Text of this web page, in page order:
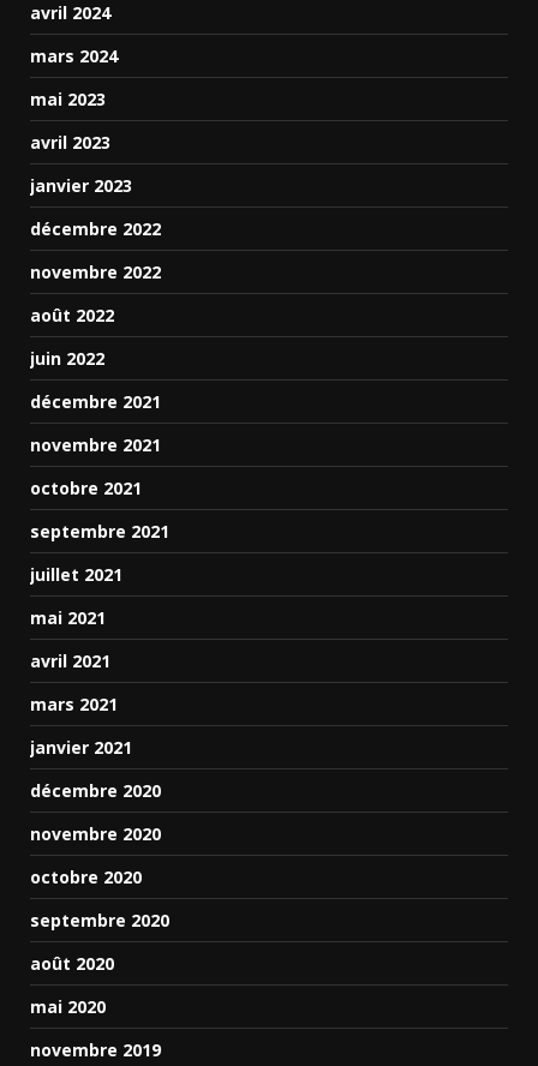
avril 2024
mars 2024
mai 2023
avril 2023
janvier 2023
décembre 2022
novembre 2022
août 2022
juin 2022
décembre 2021
novembre 2021
octobre 2021
septembre 2021
juillet 2021
mai 2021
avril 2021
mars 2021
janvier 2021
décembre 2020
novembre 2020
octobre 2020
septembre 2020
août 2020
mai 2020
novembre 2019